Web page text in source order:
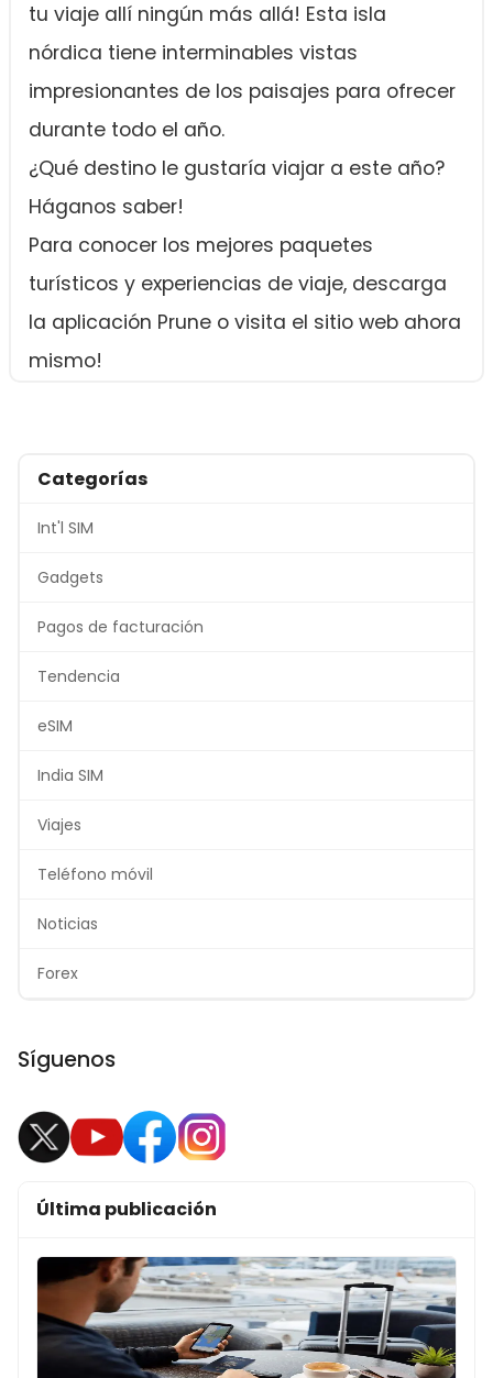
tu viaje allí ningún más allá! Esta isla
nórdica tiene interminables vistas
impresionantes de los paisajes para ofrecer
durante todo el año.
¿Qué destino le gustaría viajar a este año?
Háganos saber!
Para conocer los mejores paquetes
turísticos y experiencias de viaje, descarga
la aplicación Prune o visita el sitio web ahora
mismo!
Categorías
Int'l SIM
Gadgets
Pagos de facturación
Tendencia
eSIM
India SIM
Viajes
Teléfono móvil
Noticias
Forex
Síguenos
Última publicación